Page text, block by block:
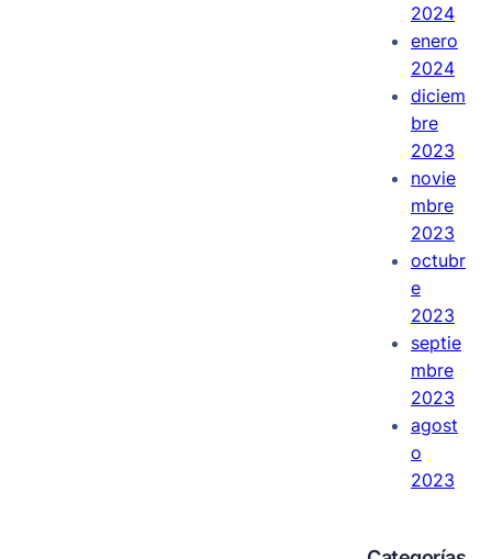
2024
enero
2024
diciem
bre
2023
novie
mbre
2023
octubr
e
2023
septie
mbre
2023
agost
o
2023